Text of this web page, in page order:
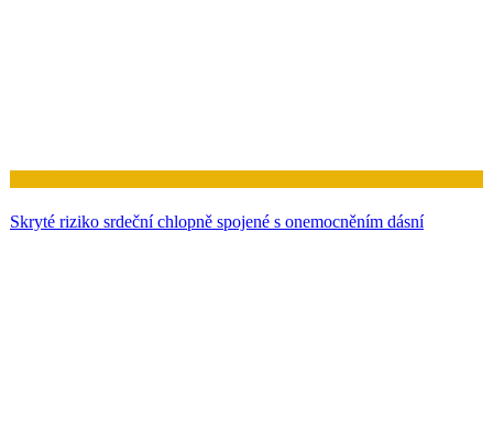
Skryté riziko srdeční chlopně spojené s onemocněním dásní